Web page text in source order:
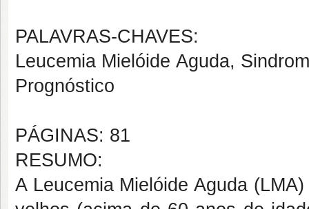
PALAVRAS-CHAVES:
Leucemia Mielóide Aguda,
Prognóstico
PÁGINAS: 81
RESUMO:
A Leucemia Mielóide Aguda